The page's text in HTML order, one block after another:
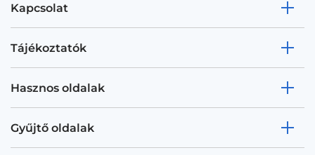
Kapcsolat
Tájékoztatók
Hasznos oldalak
Gyűjtő oldalak